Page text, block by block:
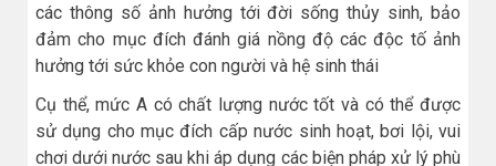
các thông số ảnh hưởng tới đời sống thủy sinh, bảo
đảm cho mục đích đánh giá nồng độ các độc tố ảnh
hưởng tới sức khỏe con người và hệ sinh thái
Cụ thể, mức A có chất lượng nước tốt và có thể được
sử dụng cho mục đích cấp nước sinh hoạt, bơi lội, vui
chơi dưới nước sau khi áp dụng các biện pháp xử lý phù